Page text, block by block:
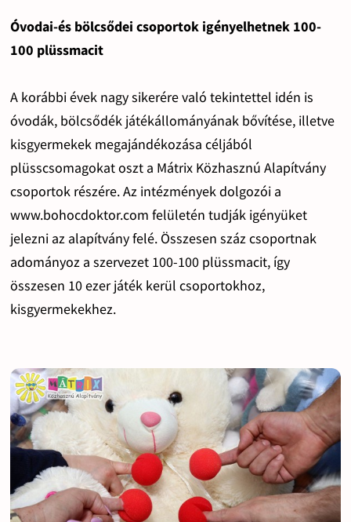
Óvodai-és bölcsődei csoportok igényelhetnek 100-
100 plüssmacit
A korábbi évek nagy sikerére való tekintettel idén is
óvodák, bölcsődék játékállományának bővítése, illetve
kisgyermekek megajándékozása céljából
plüsscsomagokat oszt a Mátrix Közhasznú Alapítvány
csoportok részére. Az intézmények dolgozói a
www.bohocdoktor.com felületén tudják igényüket
jelezni az alapítvány felé. Összesen száz csoportnak
adományoz a szervezet 100-100 plüssmacit, így
összesen 10 ezer játék kerül csoportokhoz,
kisgyermekekhez.